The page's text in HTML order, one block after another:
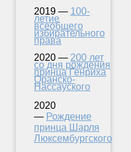
2019 — 100-
летие
всеобщего
избирательного
права
2020 — 200 лет
со дня рождения
принца Генриха
Оранско-
Нассауского
2020
— Рождение
принца Шарля
Люксембургского